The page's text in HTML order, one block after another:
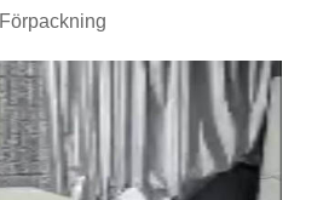
Förpackning